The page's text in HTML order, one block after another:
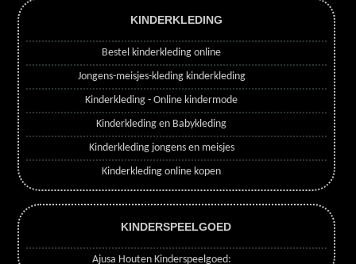
KINDERKLEDING
Bestel kinderkleding online
Jongens-meisjes-kleding kinderkleding
Kinderkleding - Online kindermode
Kinderkleding en Babykleding
Kinderkleding jongens en meisjes
Kinderkleding online kopen
KINDERSPEELGOED
Ajusa Houten Kinderspeelgoed: